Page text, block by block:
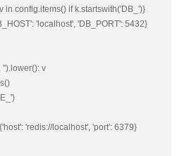
in config.items() if k.startswith('DB_')}
'localhost', 'DB_PORT': 5432}
v
'redis://localhost', 'port': 6379}